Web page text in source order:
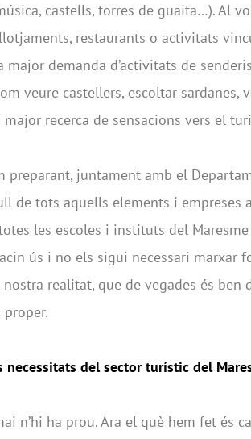
castells, torres de guaita…). Al
restaurants o activitats
major demanda d’activitats de
veure castellers, escoltar sardanes,
recerca de sensacions vers el
preparant, juntament amb el
de tots aquells elements i empreses
les escoles i instituts del
ús i no els sigui necessari marxar
realitat, que de vegades és ben
necessitats del sector turístic del
n’hi ha prou. Ara el què hem fet és